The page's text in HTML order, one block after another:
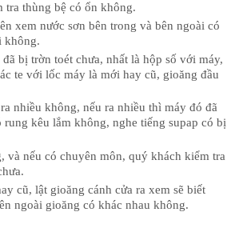
tra thùng bệ có ổn không.
xem nước sơn bên trong và bên ngoài có
không.
bị trờn toét chưa, nhất là hộp số với máy,
te với lốc máy là mới hay cũ, gioăng đầu
nhiều không, nếu ra nhiều thì máy đó đã
kêu lắm không, nghe tiếng supap có bị
và nếu có chuyên môn, quý khách kiểm tra
cũ, lật gioăng cánh cửa ra xem sẽ biết
ngoài gioăng có khác nhau không.